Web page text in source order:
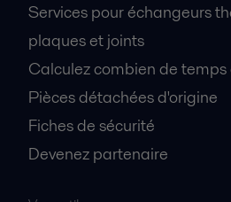
Services pour échangeurs
plaques et joints
Calculez combien de
Pièces détachées d'origine
Fiches de sécurité
Devenez partenaire